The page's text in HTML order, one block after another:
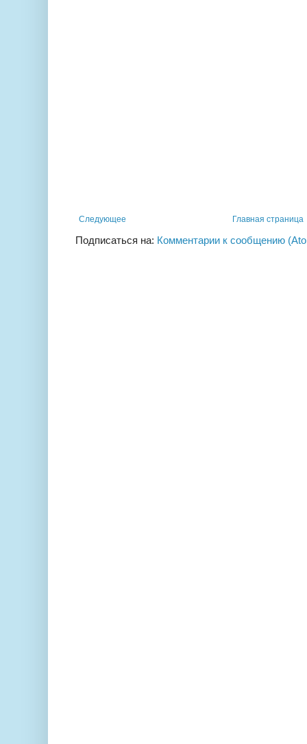
Следующее Главная страница
Подписаться на: Комментарии к сообщению